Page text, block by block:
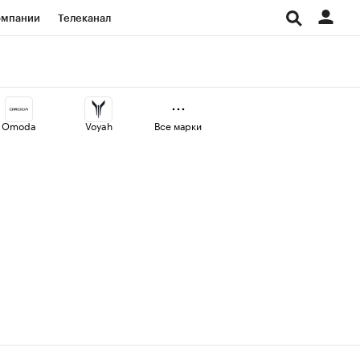
Телеканал
Проверка контрагентов
Omoda Voyah Все марки